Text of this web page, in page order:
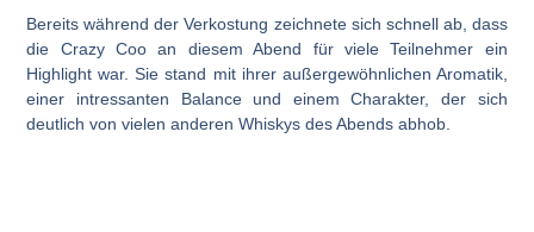
Bereits während der Verkostung zeichnete sich schnell ab, dass
die Crazy Coo an diesem Abend für viele Teilnehmer ein
Highlight war. Sie stand mit ihrer außergewöhnlichen Aromatik,
einer intressanten Balance und einem Charakter, der sich
deutlich von vielen anderen Whiskys des Abends abhob.